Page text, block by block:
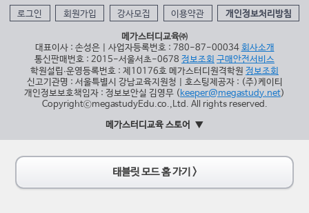
로그인 회원가입 강사모집 이용약관 개인정보처리방침
메가스터디교육㈜
대표이사 : 손성은 | 사업자등록번호 : 780-87-00034 회사소개
통신판매번호 : 2015-서울서초-0678 정보조회 구매안전서비스
학원설립∙운영등록번호 : 제10176호 메가스터디원격학원 정보조회
신고기관명 : 서울특별시 강남교육지원청 | 호스팅제공자 : (주)케이티
개인정보보호책임자 : 정보보안실 김영무 (keeper@megastudy.net)
CopyrightⓒmegastudyEdu.co.,Ltd. All rights reserved.
메가스터디교육 스토어
태블릿 모드 홈 가기 >